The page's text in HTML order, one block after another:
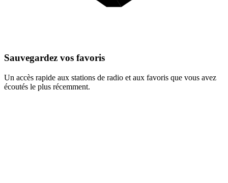
Sauvegardez vos favoris
Un accès rapide aux stations de radio et aux favoris que vous avez
écoutés le plus récemment.